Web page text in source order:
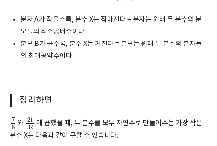
분자 A가 작을수록, 분수 X는 작아진다 = 분자는 원래 두 분수의 분
모들의 최소공배수이다
분모 B가 클수록, 분수 X는 커진다 = 분모는 원래 두 분수의 분자들
의 최대공약수이다
정리하면
7
8
7
와 21
32
21 32
에 곱했을 때, 두 분수를 모두 자연수로 만들어주는 가장 작은
분수 X는 다음과 같이 구할 수 있습니다.